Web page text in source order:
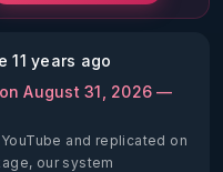
11 years ago
August 31, 2026 —
and replicated on
our system